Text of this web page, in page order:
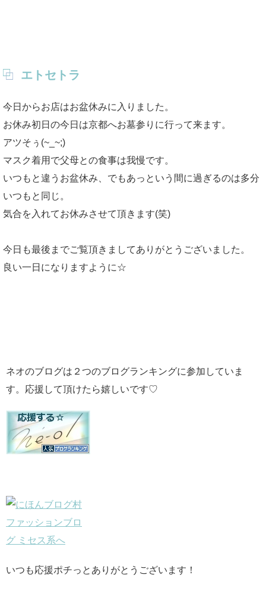
エトセトラ
今日からお店はお盆休みに入りました。
お休み初日の今日は京都へお墓参りに行って来ます。
アツそぅ(~_~;)
マスク着用で父母との食事は我慢です。
いつもと違うお盆休み、でもあっという間に過ぎるのは多分
いつもと同じ。
気合を入れてお休みさせて頂きます(笑)
今日も最後までご覧頂きましてありがとうございました。
良い一日になりますように☆
ネオのブログは２つのブログランキングに参加していま
す。応援して頂けたら嬉しいです♡
いつも応援ポチっとありがとうございます！